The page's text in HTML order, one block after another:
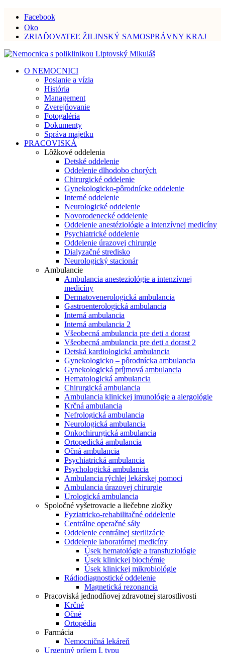
Facebook
Oko
ZRIAĎOVATEĽ ŽILINSKÝ SAMOSPRÁVNY KRAJ
O NEMOCNICI
Poslanie a vízia
História
Management
Zverejňovanie
Fotogaléria
Dokumenty
Správa majetku
PRACOVISKÁ
Lôžkové oddelenia
Detské oddelenie
Oddelenie dlhodobo chorých
Chirurgické oddelenie
Gynekologicko-pôrodnícke oddelenie
Interné oddelenie
Neurologické oddelenie
Novorodenecké oddelenie
Oddelenie anestéziológie a intenzívnej medicíny
Psychiatrické oddelenie
Oddelenie úrazovej chirurgie
Dialyzačné stredisko
Neurologický stacionár
Ambulancie
Ambulancia anesteziológie a intenzívnej
medicíny
Dermatovenerologická ambulancia
Gastroenterologická ambulancia
Interná ambulancia
Interná ambulancia 2
Všeobecná ambulancia pre deti a dorast
Všeobecná ambulancia pre deti a dorast 2
Detská kardiologická ambulancia
Gynekologicko – pôrodnícka ambulancia
Gynekologická príjmová ambulancia
Hematologická ambulancia
Chirurgická ambulancia
Ambulancia klinickej imunológie a alergológie
Krčná ambulancia
Nefrologická ambulancia
Neurologická ambulancia
Onkochirurgická ambulancia
Ortopedická ambulancia
Očná ambulancia
Psychiatrická ambulancia
Psychologická ambulancia
Ambulancia rýchlej lekárskej pomoci
Ambulancia úrazovej chirurgie
Urologická ambulancia
Spoločné vyšetrovacie a liečebne zložky
Fyziatricko-rehabilitačné oddelenie
Centrálne operačné sály
Oddelenie centrálnej sterilizácie
Oddelenie laboratórnej medicíny
Úsek hematológie a transfuziológie
Úsek klinickej biochémie
Úsek klinickej mikrobiológie
Rádiodiagnostické oddelenie
Magnetická rezonancia
Pracoviská jednodňovej zdravotnej starostlivosti
Krčné
Očné
Ortopédia
Farmácia
Nemocničná lekáreň
Urgentný príjem I. typu